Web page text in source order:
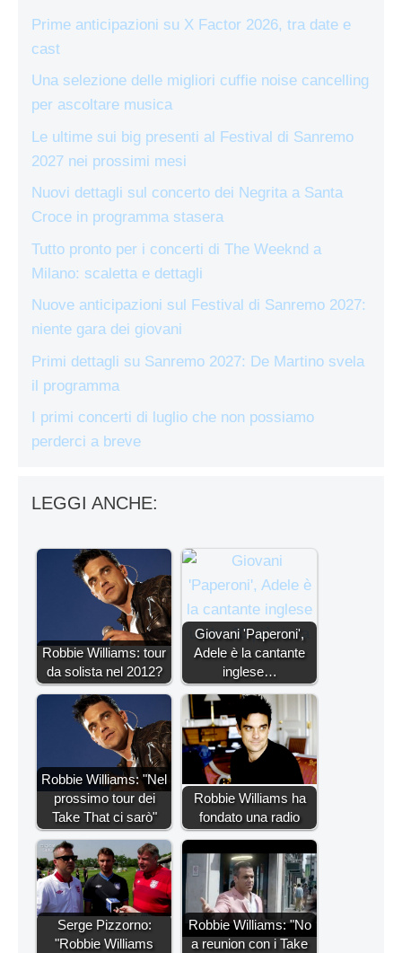
Prime anticipazioni su X Factor 2026, tra date e
cast
Una selezione delle migliori cuffie noise cancelling
per ascoltare musica
Le ultime sui big presenti al Festival di Sanremo
2027 nei prossimi mesi
Nuovi dettagli sul concerto dei Negrita a Santa
Croce in programma stasera
Tutto pronto per i concerti di The Weeknd a
Milano: scaletta e dettagli
Nuove anticipazioni sul Festival di Sanremo 2027:
niente gara dei giovani
Primi dettagli su Sanremo 2027: De Martino svela
il programma
I primi concerti di luglio che non possiamo
perderci a breve
LEGGI ANCHE:
Robbie Williams: tour
da solista nel 2012?
Giovani 'Paperoni',
Adele è la cantante
inglese…
Robbie Williams: "Nel
prossimo tour dei
Take That ci sarò"
Robbie Williams ha
fondato una radio
Serge Pizzorno:
"Robbie Williams
Robbie Williams: "No
a reunion con i Take